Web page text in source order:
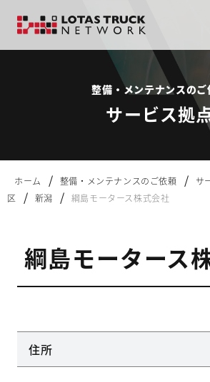
整備・メンテナンスのご
サービス拠
ホーム / 整備・メンテナンスのご依頼 / サ
区
/ 新潟 / 綱島モータース株式会社
綱島モータース
住所